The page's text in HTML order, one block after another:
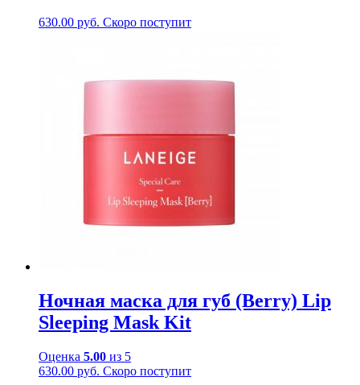
630.00 руб. Скоро поступит
Ночная маска для губ (Berry) Lip
Sleeping Mask Kit
Оценка 5.00 из 5
630.00 руб. Скоро поступит